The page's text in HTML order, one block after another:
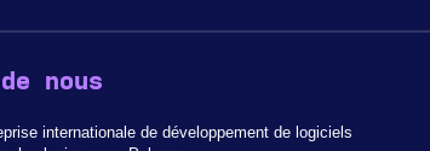
nous
internationale de développement de logiciels